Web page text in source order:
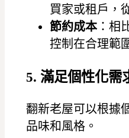
買家或租戶，
節約成本：相
控制在合理範
5. 滿足個性化需
翻新老屋可以根據
品味和風格。